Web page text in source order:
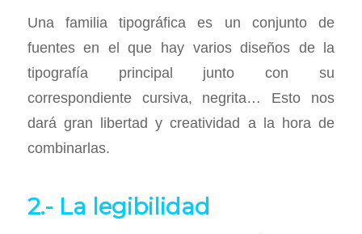
Una familia tipográfica es un conjunto de
fuentes en el que hay varios diseños de la
tipografía principal junto con su
correspondiente cursiva, negrita… Esto nos
dará gran libertad y creatividad a la hora de
combinarlas.
2.- La legibilidad